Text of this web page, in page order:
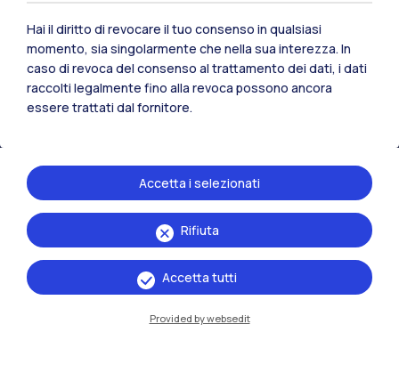
Residenze Frontiere
Hai il diritto di revocare il tuo consenso in qualsiasi
momento, sia singolarmente che nella sua interezza. In
caso di revoca del consenso al trattamento dei dati, i dati
raccolti legalmente fino alla revoca possono ancora
essere trattati dal fornitore.
Rifiuta
Accetta i selezionati
Accetta tutti
Provided by websedit